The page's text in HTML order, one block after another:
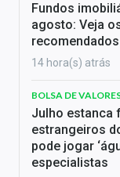
Fundos
agosto: Veja
14 hora(s) atrás
BOLSA DE
Julho estanca
estrangeiros
pode jogar
especialistas